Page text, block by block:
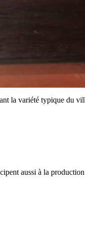
la variété typique du
aussi à la